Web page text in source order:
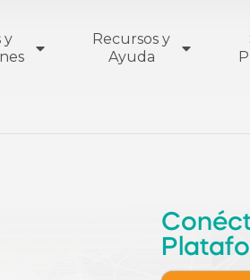
y
Recursos y
Ayuda